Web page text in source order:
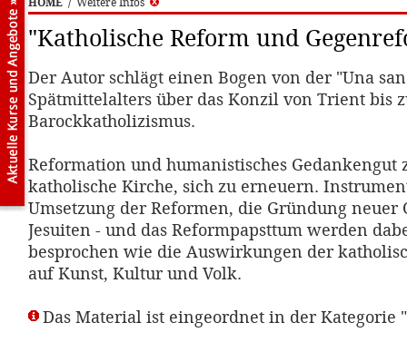
HOME / Weitere Infos
"Katholische Reform und
Der Autor schlägt einen Bogen von der "Una
Spätmittelalters über das Konzil von Trient bis
Barockkatholizismus.
Reformation und humanistisches Gedankengut
katholische Kirche, sich zu erneuern.
Umsetzung der Reformen, die Gründung neuer
Jesuiten - und das Reformpapsttum werden
besprochen wie die Auswirkungen der
auf Kunst, Kultur und Volk.
Das Material ist eingeordnet in der Kategorie